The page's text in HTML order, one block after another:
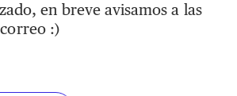
en breve avisamos a las
:)